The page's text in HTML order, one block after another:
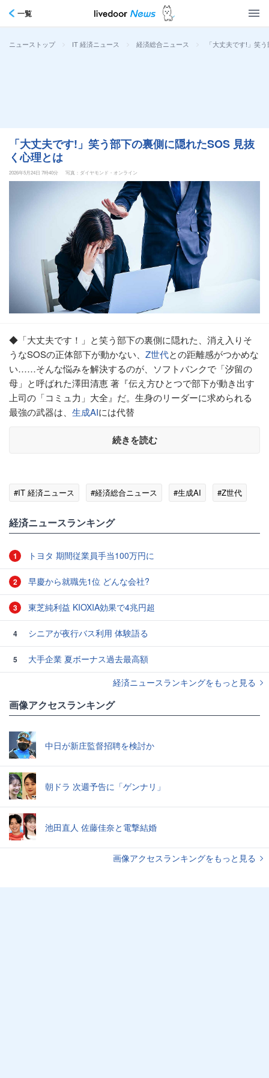
一覧
ニューストップ > IT 経済ニュース > 経済総合ニュース > 「大丈夫です!」笑
「大丈夫です!」笑う部下の裏側に隠れたSOS 見抜
く心理とは
2026年5月24日 7時40分 写真：ダイヤモンド・オンライン
◆「大丈夫です！」と笑う部下の裏側に隠れた、消え入りそ
うなSOSの正体部下が動かない、 Z世代との距離感がつかめな
い……そんな悩みを解決するのが、ソフトバンクで「汐留の
母」と呼ばれた澤田清恵 著『伝え方ひとつで部下が動き出す
上司の「コミュ力」大全』だ。生身のリーダーに求められる
最強の武器は、 生成AIには代替
続きを読む
#IT 経済ニュース #経済総合ニュース #生成AI #Z世代
経済ニュースランキング
1 トヨタ 期間従業員手当100万円に
2 早慶から就職先1位 どんな会社?
3 東芝純利益 KIOXIA効果で4兆円超
4 シニアが夜行バス利用 体験語る
5
大手企業 夏ボーナス過去最高額
経済ニュースランキングをもっと見る
画像アクセスランキング
中日が新庄監督招聘を検討か
朝ドラ 次週予告に「ゲンナリ」
池田直人 佐藤佳奈と電撃結婚
画像アクセスランキングをもっと見る